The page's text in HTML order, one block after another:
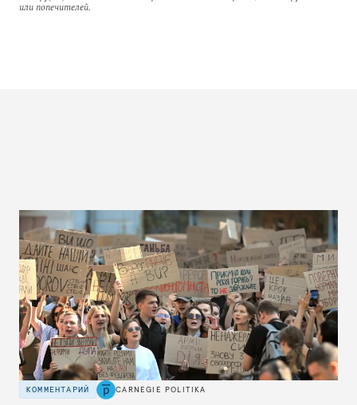
или попечителей.
КОММЕНТАРИЙ CARNEGIE POLITIKA